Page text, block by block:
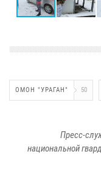
ОМОН "УРАГАН" 50
Пресс-
национальной